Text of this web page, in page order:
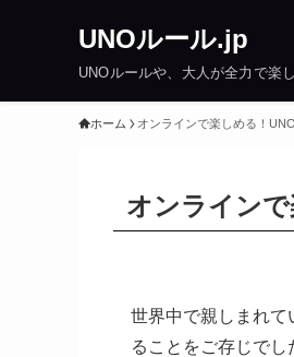
UNOルール.jp
UNOルールや、大人が全力で楽
ホーム オンラインで楽しめる！
オンライン
世界中で親しまれて
ることをご存じで